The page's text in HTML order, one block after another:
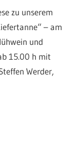
zu unserem
– am
und
15.00 h mit
Werder,